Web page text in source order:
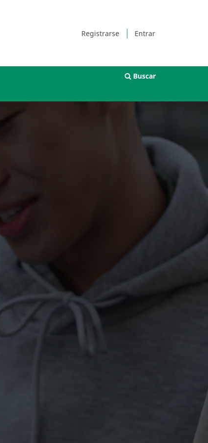
Registrarse Entrar
Buscar